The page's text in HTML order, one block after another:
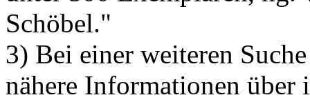
Schöbel."
3) Bei einer weiteren
nähere Informationen über